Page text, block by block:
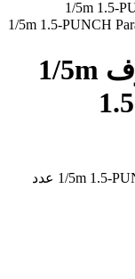
پانچ پوستی یکبار مصرف 1/5m